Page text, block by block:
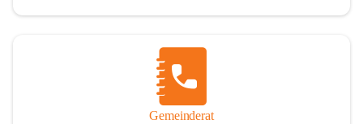
Gemeinderat